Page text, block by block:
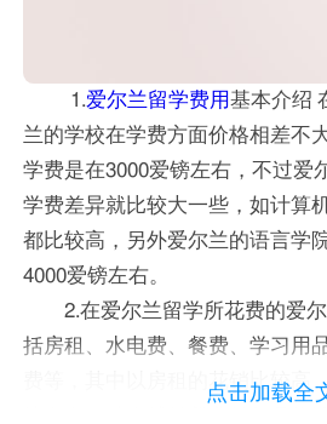
1.爱尔兰留学费用基本介绍
兰的学校在学费方面价格相差不
学费是在3000爱镑左右，不过爱
学费差异就比较大一些，如计算
都比较高，另外爱尔兰的语言学
4000爱镑左右。
2.在爱尔兰留学所花费的爱尔
括房租、水电费、餐费、学习用
费等，其中以房租的花销比较高
点击加载全